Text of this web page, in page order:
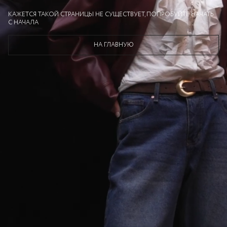
КАЖЕТСЯ ТАКОЙ СТРАНИЦЫ НЕ СУЩЕСТВУЕТ, ПОПРОБУЙТЕ НАЧАТЬ
С НАЧАЛА
НА ГЛАВНУЮ